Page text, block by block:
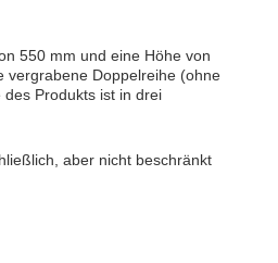
550 mm und eine Höhe von
vergrabene Doppelreihe (ohne
Produkts ist in drei
aber nicht beschränkt